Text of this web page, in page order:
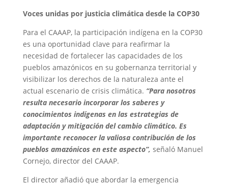
Voces unidas por justicia climática desde la COP30
Para el CAAAP, la participación indígena en la COP30
es una oportunidad clave para reafirmar la
necesidad de fortalecer las capacidades de los
pueblos amazónicos en su gobernanza territorial y
visibilizar los derechos de la naturaleza ante el
actual escenario de crisis climática. “Para nosotros
resulta necesario incorporar los saberes y
conocimientos indígenas en las estrategias de
adaptación y mitigación del cambio climático. Es
importante reconocer la valiosa contribución de los
pueblos amazónicos en este aspecto”, señaló Manuel
Cornejo, director del CAAAP.
El director añadió que abordar la emergencia